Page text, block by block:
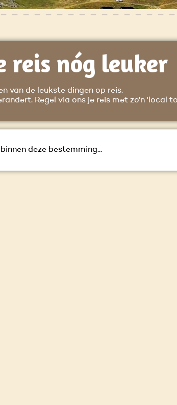
reis nóg leuker
van de leukste dingen op reis.
Regel via ons je reis met zo'n 'local
deze bestemming...